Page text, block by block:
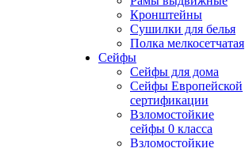
Кронштейны
Сушилки для белья
Полка мелкосетчатая
Сейфы
Сейфы для дома
Сейфы Европейской
сертификации
Взломостойкие
сейфы 0 класса
Взломостойкие